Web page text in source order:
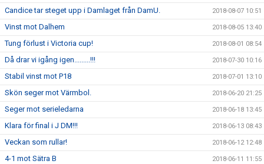
Candice tar steget upp i Damlaget från DamU. 2018-08-07 10:51
Vinst mot Dalhem 2018-08-05 13:40
Tung förlust i Victoria cup! 2018-08-01 08:54
Då drar vi igång igen.........!!! 2018-07-30 10:16
Stabil vinst mot P18 2018-07-01 13:10
Skön seger mot Värmbol. 2018-06-20 21:25
Seger mot serieledarna 2018-06-18 13:45
Klara för final i J DM!!! 2018-06-13 08:43
Veckan som rullar! 2018-06-12 12:48
4-1 mot Sätra B 2018-06-11 11:55